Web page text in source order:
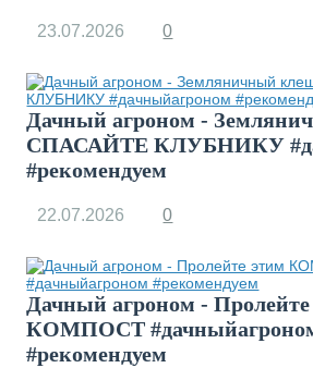
23.07.2026 0
Дачный агроном -
СПАСАЙТЕ КЛУБНИКУ
#рекомендуем
22.07.2026 0
Дачный агроном -
КОМПОСТ
#рекомендуем